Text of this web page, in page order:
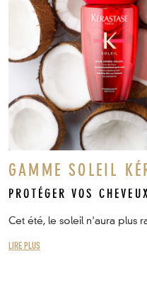
GAMME SOLEIL
PROTÉGER VOS CHEVEUX
Cet été, le soleil n'aura plus
LIRE PLUS